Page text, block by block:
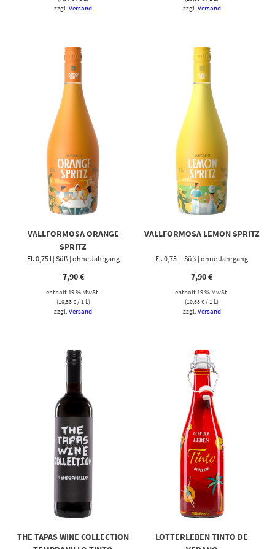
zzgl.Versand zzgl. Versand
VALLFORMOSA ORANGE
SPRITZ
Fl. 0,75 l | Süß | ohne Jahrgang
7,90€
enthält 19 % MwSt.
(10,53€/ 1 L)
zzgl.Versand
VALLFORMOSA LEMON SPRITZ
Fl. 0,75 l | Süß | ohne Jahrgang
7,90€
enthält 19 % MwSt.
(10,53€/ 1 L)
zzgl. Versand
THE TAPAS WINE COLLECTION
LOTTERLEBEN TINTO DE